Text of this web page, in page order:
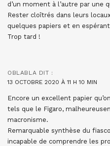
d’un moment à l’autre par une
Rester cloîtrés dans leurs
quelques papiers et en
Trop tard !
OBLABLA DIT :
13 OCTOBRE 2020 À 11 H 10 MIN
Encore un excellent papier
tels que le Figaro,
macronisme.
Remarquable synthèse du
incapable de comprendre les